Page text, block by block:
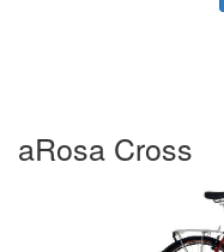
aRosa Cross